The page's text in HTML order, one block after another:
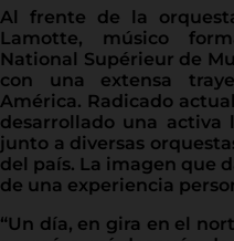
Al frente de la
Lamotte, músico
National Supérieur de
con una extensa
América. Radicado
desarrollado una activa
junto a diversas
del país. La imagen que
de una experiencia
“Un día, en gira en el